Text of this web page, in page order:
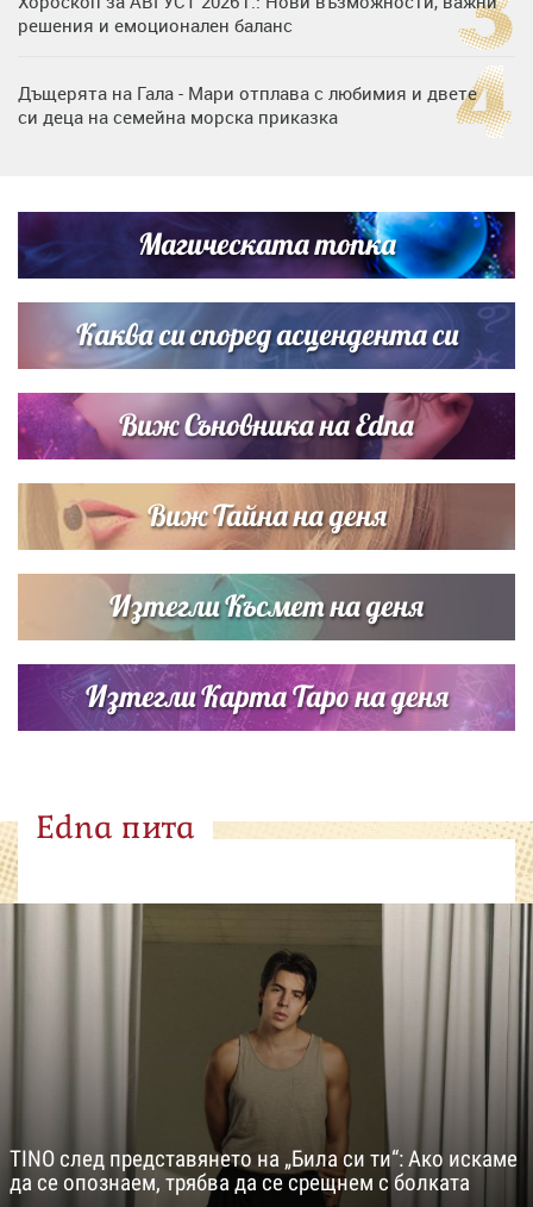
решения и емоционален баланс
Дъщерята на Гала - Мари отплава с любимия и двете
си деца на семейна морска приказка
Димов издадоха своето любимо място
Дъщерята на Тодор Батков вдигна сватба, Стоичков и
Братя Аргирови я изненадаха с песен
Магическата топка
Каква си според асцендента си
Виж Съновника на Edna
Виж Тайна на деня
Изтегли Късмет на деня
Изтегли Карта Таро на деня
Edna пита
TINO след представянето на „Била си ти“: Ако искаме
да се опознаем, трябва да се срещнем с болката